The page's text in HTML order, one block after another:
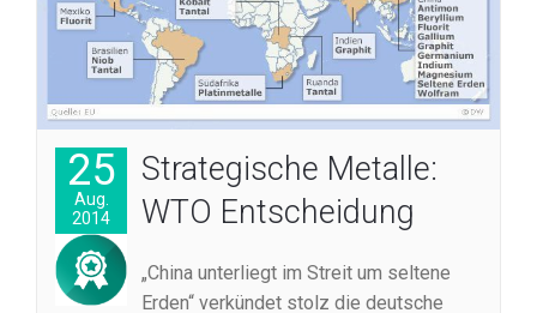
25
Aug.
2014
Strategische Metalle:
WTO Entscheidung
„China unterliegt im Streit um seltene
Erden“ verkündet stolz die deutsche